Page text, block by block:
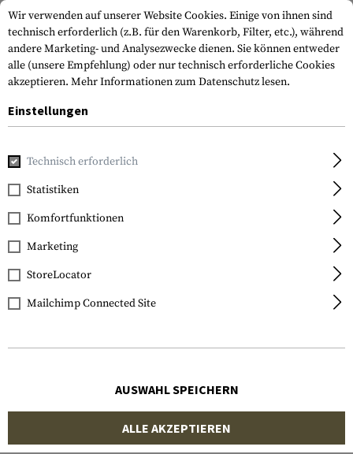
Home Tactical Gear
Invader Gear
Mod Carrier Combo
Wir verwenden auf unserer Website Cookies. Einige von ihnen sind
technisch erforderlich (z.B. für den Warenkorb, Filter, etc.), während
andere Marketing- und Analysezwecke dienen. Sie können entweder
alle (unsere Empfehlung) oder nur technisch erforderliche Cookies
akzeptieren. Mehr Informationen zum Datenschutz lesen.
Einstellungen
Technisch erforderlich
Statistiken
Komfortfunktionen
Marketing
StoreLocator
Mailchimp Connected Site
AUSWAHL SPEICHERN
ALLE AKZEPTIEREN